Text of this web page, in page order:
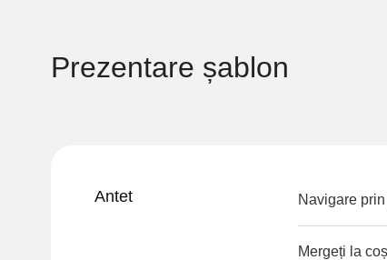
Prezentare șablon
Antet Navigare
Mergeți la